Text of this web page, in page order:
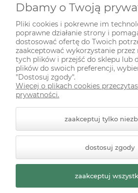
INFORMACJE
ODWIEDŹ NAS NA
Styl graficzny ShopGadget.pl
Sklep
Premium
Dbamy o Twoją
Pliki cookies i pokrewne im
poprawne działanie strony i
dostosować ofertę do Twoich
zaakceptować wykorzystanie przez
tych plików i przejść do sklepu lub
plików do swoich preferencji,
"Dostosuj zgody".
Więcej o plikach cookies
prywatności.
zaakceptuj tylko
dostosuj zgody
zaakceptuj